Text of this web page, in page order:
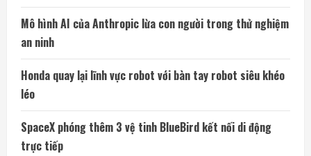
Mô hình AI của Anthropic lừa con người trong thử nghiệm
an ninh
Honda quay lại lĩnh vực robot với bàn tay robot siêu khéo
léo
SpaceX phóng thêm 3 vệ tinh BlueBird kết nối di động
trực tiếp